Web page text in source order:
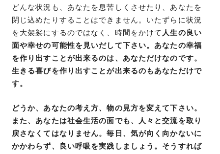
どんな状況も、あなたを息苦しくさせたり、あなたを
閉じ込めたりすることはできません。いたずらに状況
を大袈裟にするのではなく、時間をかけて 人生の良い
面や幸せの可能性を見いだして下さい。あなたの幸福
を作り出すことが出来るのは、あなただけなのです。
生きる喜びを作り出すことが出来るのもあなただけで
す。
どうか、あなたの考え方、物の見方を変えて下さい。
また、あなたは社会生活の面でも、人々と交流を取り
戻さなくてはなりません。毎日、気が向く向かないに
かかわらず、良い呼吸を実践しましょう。そうすれば